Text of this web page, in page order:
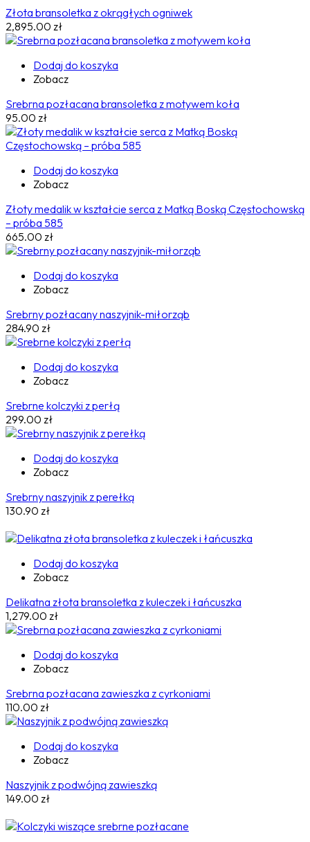
Złota bransoletka z okrągłych ogniwek
2,895.00 zł
Dodaj do koszyka
Zobacz
Srebrna pozłacana bransoletka z motywem koła
95.00 zł
Dodaj do koszyka
Zobacz
Złoty medalik w kształcie serca z Matką Boską Częstochowską
– próba 585
665.00 zł
Dodaj do koszyka
Zobacz
Srebrny pozłacany naszyjnik-miłorząb
284.90 zł
Dodaj do koszyka
Zobacz
Srebrne kolczyki z perłą
299.00 zł
Dodaj do koszyka
Zobacz
Srebrny naszyjnik z perełką
130.90 zł
Dodaj do koszyka
Zobacz
Delikatna złota bransoletka z kuleczek i łańcuszka
1,279.00 zł
Dodaj do koszyka
Zobacz
Srebrna pozłacana zawieszka z cyrkoniami
110.00 zł
Dodaj do koszyka
Zobacz
Naszyjnik z podwójną zawieszką
149.00 zł